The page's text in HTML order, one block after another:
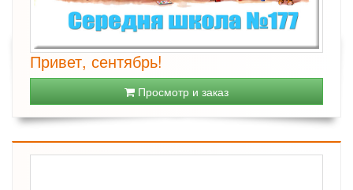
Привет, сентябрь!
Просмотр и заказ